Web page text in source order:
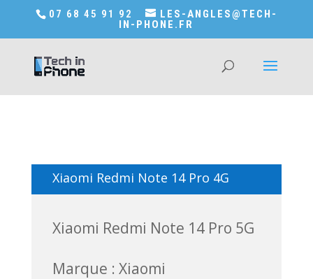
Accédez a Shop-in-tech-in-phone
07 68 45 91 92
LES-ANGLES@TECH-
IN-PHONE.FR
Xiaomi Redmi Note 14 Pro 4G
Xiaomi Redmi Note 14 Pro 5G
Marque : Xiaomi